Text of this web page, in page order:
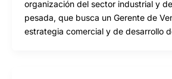
organización del sector industrial y
pesada, que busca un Gerente de
estrategia comercial y de desarrollo